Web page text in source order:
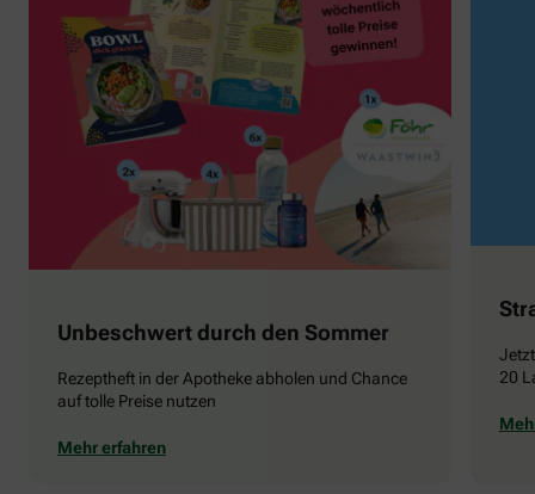
Unbeschwert durch den Sommer
Rezeptheft in der Apotheke abholen und Chance
auf tolle Preise nutzen
Mehr erfahren
20